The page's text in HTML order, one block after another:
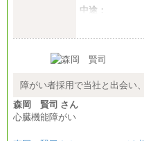
中途：
（１）～（４
※経験・年齢な
※業務内容・
※試用期間中も
障がい者採用で当社と出会い
森岡 賢司 さん
心臓機能障がい